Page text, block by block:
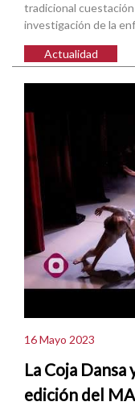
tradicional
investigación de la
Actualidad
16 Mayo 2023
La Coja Dansa
edición del